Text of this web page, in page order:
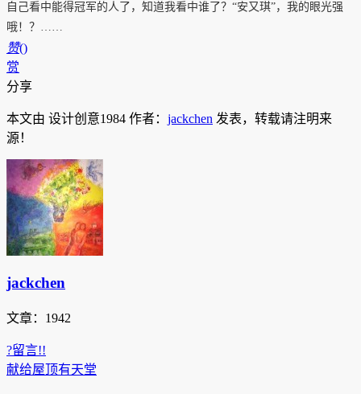
自己看中能得冠军的人了，知道我看中谁了？“安又琪”，我的眼光强
哦！？……
赞()
赏
分享
本文由 设计创意1984 作者： jackchen 发表，转载请注明来
源！
jackchen
文章：1942
?留言!!
献给屋顶有天堂